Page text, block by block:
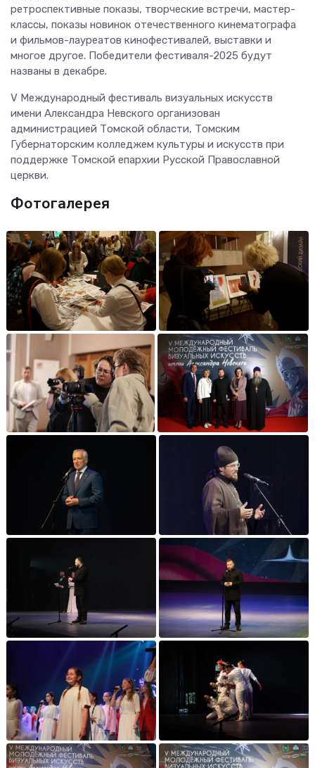
ретроспективные показы, творческие встречи, мастер-
классы, показы новинок отечественного кинематографа
и фильмов-лауреатов кинофестивалей, выставки и
многое другое. Победители фестиваля-2025 будут
названы в декабре.
V Международный фестиваль визуальных искусств
имени Александра Невского организован
администрацией Томской области, Томским
Губернаторским колледжем культуры и искусств при
поддержке Томской епархии Русской Православной
церкви.
Фотогалерея